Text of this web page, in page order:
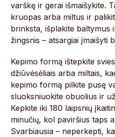
varškę ir gerai išmaišykite.
kruopas arba miltus ir
brinksta, išplakite baltymus
žingsnis – atsargiai įmaišyti
Kepimo formą ištepkite
džiūvėsėliais arba miltais,
kepimo formą pilkite pusę
sluoksniuokite obuolius ir
Kepkite iki 180 laipsnių
minučių, kol paviršius taps
Svarbiausia – neperkepti,